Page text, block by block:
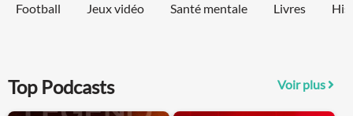
Football Jeux vidéo Santé mentale Livres
Top Podcasts Voir plus